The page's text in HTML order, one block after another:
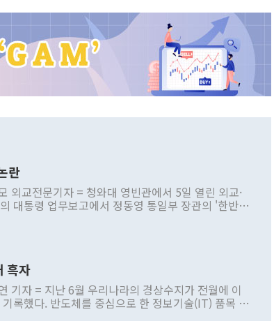
란
외교전문기자 = 청와대 영빈관에서 5일 열린 외교·
대통령 업무보고에서 정동영 통일부 장관의 '한반도
율을 거치지 않은 사안을 정책으로 추진하겠다고 공
비현실적 구상'이라는 비판을 내놨다. 그동안 정 장
언이 물의를 빚은 적은 여러 번 있지만 대통령과 유
으로 부정적 입장을 표명한 것은 이례적이다. 정 장
법과 월권을 제어해야 한다는 목소리도 높아지고 있
흑자
기자 = 지난 6월 우리나라의 경상수지가 전월에 이
록했다. 반도체를 중심으로 한 정보기술(IT) 품목 수